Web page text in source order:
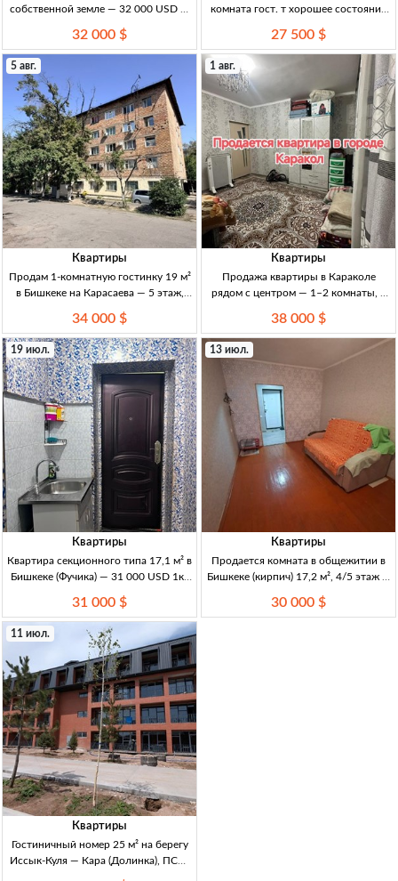
собственной земле — 32 000 USD 2-
Бишкек, собств. зем., вода, канализ.,
центр. эл-во, отопл. уголь/
32 000 $
комната гост. т хорошее состояние
27 500 $
5 авг.
Квартиры
Продам 1-комнатную гостинку 19 м²
в Бишкеке на Карасаева — 5 этаж,
кирпич, ремонт, ТЭЦ, кондиц., ПВХ-
окна, с/у и душ после ремонта, р-н К
34 000 $
1 авг.
Квартиры
Продажа квартиры в Караколе
рядом с центром — 1–2 комнаты, 4
г.п., крыша после ремонта, рядом
школа, детсад и гос. поликлиника.
38 000 $
19 июл.
Квартиры
Квартира секционного типа 17,1 м² в
Бишкеке (Фучика) — 31 000 USD 1кв
13.5 м²; санузел совм. (на 2 хозяев);
Бишкек, ул. Фучика 18а
31 000 $
13 июл.
Квартиры
Продается комната в общежитии в
Бишкеке (кирпич) 17,2 м², 4/5 этаж —
коридорн. типа, кирпич, 17,2м², 4/5
30 000 $
11 июл.
Квартиры
Гостиничный номер 25 м² на берегу
Иссык-Куля — Кара (Долинка), ПСО,